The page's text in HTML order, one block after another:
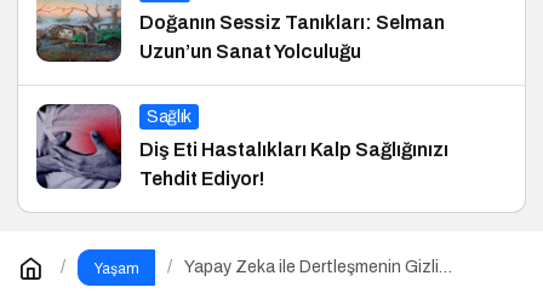
Doğanın Sessiz Tanıkları: Selman
Uzun’un Sanat Yolculuğu
Sağlık
Diş Eti Hastalıkları Kalp Sağlığınızı
Tehdit Ediyor!
Yaşam
Yapay Zeka ile Dertleşmenin Gizli